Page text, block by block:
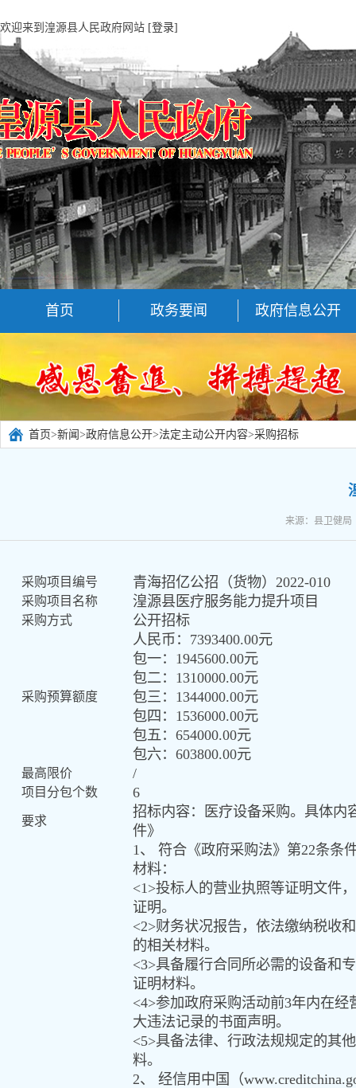
欢迎来到湟源县人民政府网站 [登录]
首页 政务要闻 政府信息公开
首页>新闻 >政府信息公开>法定主动公开内容>采购招标
来源：县卫健
采购项目编号 青海招亿公招（货物） 2022-010
采购项目名称 湟源县医疗服务能力提升项目
采购方式 公开招标
采购预算额度
人民币 ： 7393400.00元
包一： 1945600.00元
包二： 1310000.00元
包三： 1344000.00元
包四： 1536000.00元
包五： 654000.00元
包六： 603800.00元
最高限价 /
项目分包个数 6
要求
招标内容： 医疗设备采购。 具体内
件》
1、 符合《政府采购法》第22条条
材料：
<1>投标人的营业执照等证明文件，
证明。
<2>财务状况报告， 依法缴纳税收
的相关材料。
<3>具备履行合同所必需的设备和
证明材料。
<4>参加政府采购活动前3年内在经
大违法记录的书面声明。
<5>具备法律、行政法规规定的其
料。
2、 经信用中国（